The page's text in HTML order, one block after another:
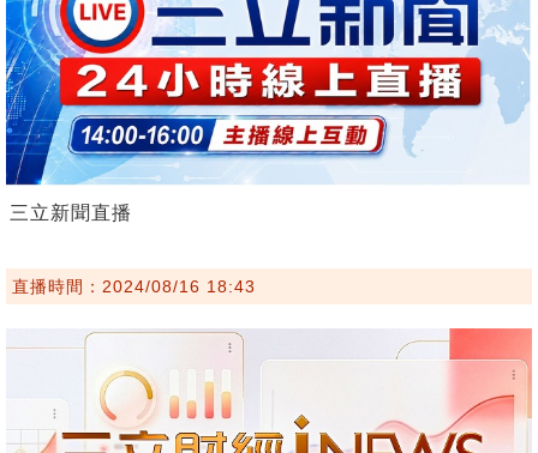
三立新聞直播
直播時間：2024/08/16 18:43